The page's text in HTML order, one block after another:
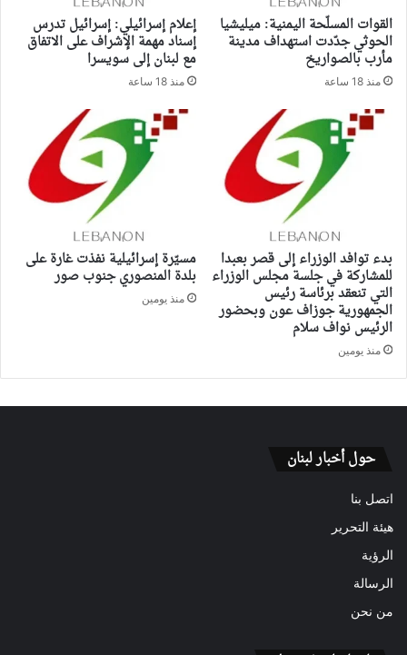
القوات المسلّحة اليمنية: ميليشيا
الحوثي جدّدت استهداف مدينة
مأرب بالصواريخ
منذ 18 ساعة
إعلام إسرائيلي: إسرائيل تدرس
إسناد مهمة الإشراف على الاتفاق
مع لبنان إلى سويسرا
منذ 18 ساعة
بدء توافد الوزراء إلى قصر بعبدا
للمشاركة في جلسة مجلس الوزراء
التي تنعقد برئاسة رئيس
الجمهورية جوزاف عون وبحضور
الرئيس نواف سلام
منذ يومين
مسيّرة إسرائيلية نفذت غارة على
بلدة المنصوري جنوب صور
منذ يومين
حول أخبار لبنان
اتصل بنا
هيئة التحرير
الرؤية
الرسالة
من نحن